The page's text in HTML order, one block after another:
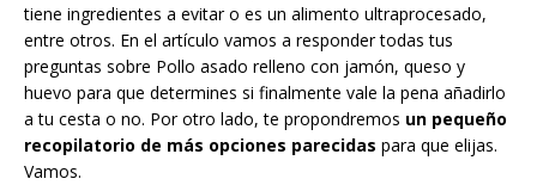
tiene ingredientes a evitar o es un alimento ultraprocesado,
entre otros. En el artículo vamos a responder todas tus
preguntas sobre Pollo asado relleno con jamón, queso y
huevo para que determines si finalmente vale la pena añadirlo
a tu cesta o no. Por otro lado, te propondremos un pequeño
recopilatorio de más opciones parecidas para que elijas.
Vamos.